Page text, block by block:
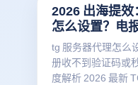
2026 出海提
怎么设置？电
矩阵教程
tg 服务器代理怎么
册收不到验证码或
度解析 2026 最新